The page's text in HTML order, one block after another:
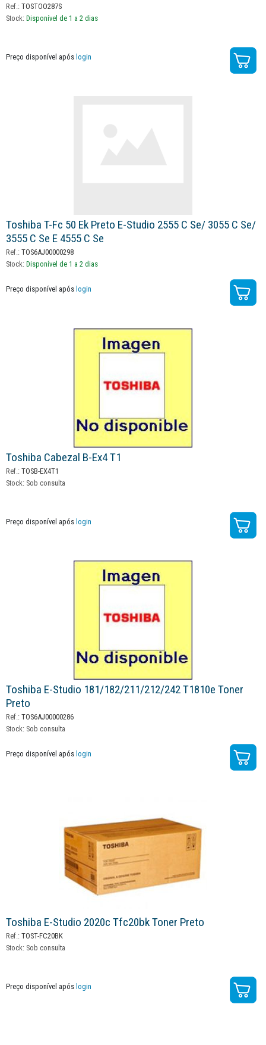
Ref.: TOSTOO287S
Stock: Disponível de 1 a 2 dias
Preço disponível após login
Toshiba T-Fc 50 Ek Preto E-Studio 2555 C Se/ 3055 C Se/
3555 C Se E 4555 C Se
Ref.: TOS6AJ00000298
Stock: Disponível de 1 a 2 dias
Preço disponível após login
Toshiba Cabezal B-Ex4 T1
Ref.: TOSB-EX4T1
Stock: Sob consulta
Preço disponível após login
Toshiba E-Studio 181/182/211/212/242 T1810e Toner
Preto
Ref.: TOS6AJ00000286
Stock: Sob consulta
Preço disponível após login
Toshiba E-Studio 2020c Tfc20bk Toner Preto
Ref.: TOST-FC20BK
Stock: Sob consulta
Preço disponível após login